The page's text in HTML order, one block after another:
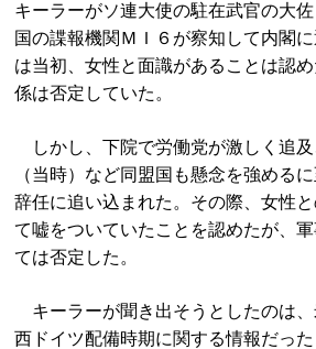
キーラーがソ連大使の駐在武官の大
国の諜報機関ＭＩ６が察知して内閣
は当初、女性と面識があることは認
係は否定していた。
しかし、下院で労働党が激しく追
（当時）など同盟国も懸念を強める
辞任に追い込まれた。その際、女性
て嘘をついていたことを認めたが、
ては否定した。
キーラーが聞き出そうとしたのは
西ドイツ配備時期に関する情報だっ